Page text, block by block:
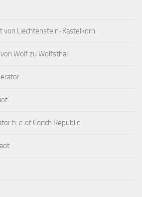
von Liechtenstein-Kastelkorn
Wolf zu Wolfsthal
h. c. of Conch Republic